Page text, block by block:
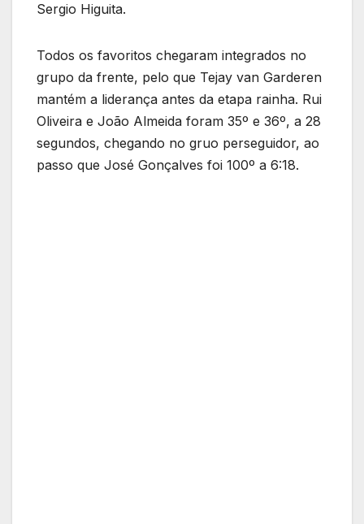
Sergio Higuita.
Todos os favoritos chegaram integrados no
grupo da frente, pelo que Tejay van Garderen
mantém a liderança antes da etapa rainha. Rui
Oliveira e João Almeida foram 35º e 36º, a 28
segundos, chegando no gruo perseguidor, ao
passo que José Gonçalves foi 100º a 6:18.